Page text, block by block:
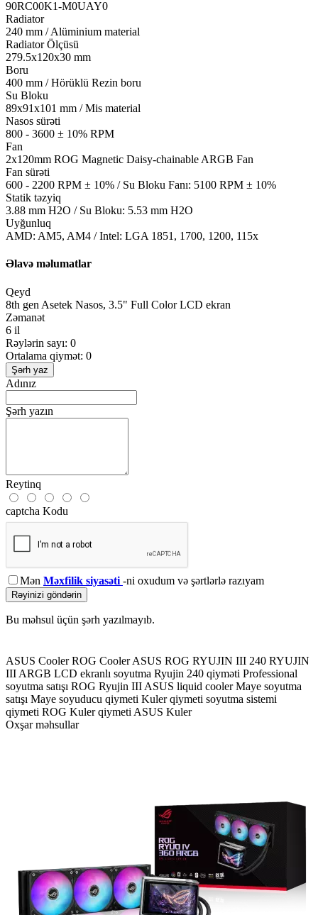
90RC00K1-M0UAY0
Radiator
240 mm / Alüminium material
Radiator Ölçüsü
279.5x120x30 mm
Boru
400 mm / Hörüklü Rezin boru
Su Bloku
89x91x101 mm / Mis material
Nasos sürəti
800 - 3600 ± 10% RPM
Fan
2x120mm ROG Magnetic Daisy-chainable ARGB Fan
Fan sürəti
600 - 2200 RPM ± 10% / Su Bloku Fanı: 5100 RPM ± 10%
Statik təzyiq
3.88 mm H2O / Su Bloku: 5.53 mm H2O
Uyğunluq
AMD: AM5, AM4 / Intel: LGA 1851, 1700, 1200, 115x
Əlavə məlumatlar
Qeyd
8th gen Asetek Nasos, 3.5" Full Color LCD ekran
Zəmanət
6 il
Rəylərin sayı: 0
Ortalama qiymət: 0
Şərh yaz
Adınız
Şərh yazın
Reytinq
captcha Kodu
Mən Məxfilik siyasəti -ni oxudum və şərtlərlə razıyam
Rəyinizi göndərin
Bu məhsul üçün şərh yazılmayıb.
ASUS Cooler ROG Cooler ASUS ROG RYUJIN III 240 RYUJIN
III ARGB LCD ekranlı soyutma Ryujin 240 qiyməti Professional
soyutma satışı ROG Ryujin III ASUS liquid cooler Maye soyutma
satışı Maye soyuducu qiymeti Kuler qiymeti soyutma sistemi
qiymeti ROG Kuler qiymeti ASUS Kuler
Oxşar məhsullar